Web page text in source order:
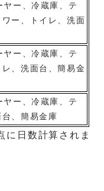
ー、冷蔵庫、テ
ー、トイレ、洗面
ー、冷蔵庫、テ
、洗面台、簡易金
ー、冷蔵庫、テ
、簡易金庫
日数計算されま